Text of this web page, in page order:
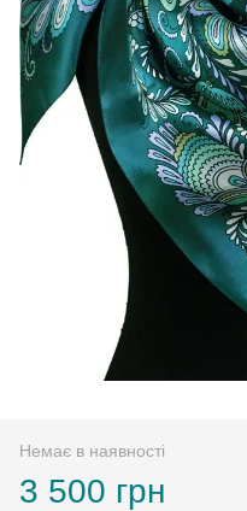
Немає в наявності
3 500 грн